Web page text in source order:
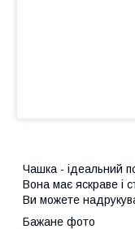
Чашка - ідеальний
Вона має яскраве і
Ви можете
Бажане фото